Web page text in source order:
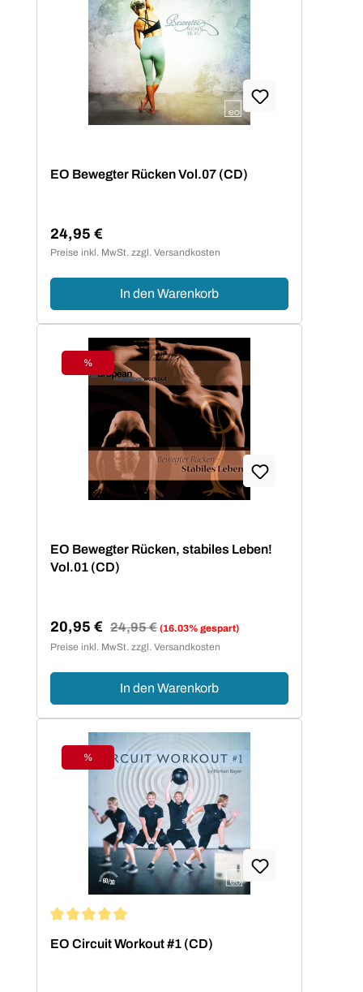
EO Bewegter Rücken Vol.07 (CD)
Regulärer Preis:
24,95 €
Preise inkl. MwSt. zzgl. Versandkosten
In den Warenkorb
Rabatt
%
EO Bewegter Rücken, stabiles Leben!
Vol.01 (CD)
Verkaufspreis:
20,95 € Regulärer Preis:
24,95 € (16.03% gespart)
Preise inkl. MwSt. zzgl. Versandkosten
In den Warenkorb
Rabatt
%
EO Circuit Workout #1 (CD)